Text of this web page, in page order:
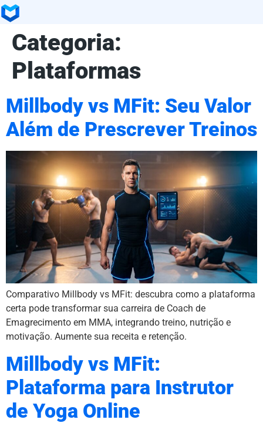
Categoria:
Plataformas
Millbody vs MFit: Seu Valor
Além de Prescrever Treinos
Comparativo Millbody vs MFit: descubra como a plataforma
certa pode transformar sua carreira de Coach de
Emagrecimento em MMA, integrando treino, nutrição e
motivação. Aumente sua receita e retenção.
Millbody vs MFit:
Plataforma para Instrutor
de Yoga Online